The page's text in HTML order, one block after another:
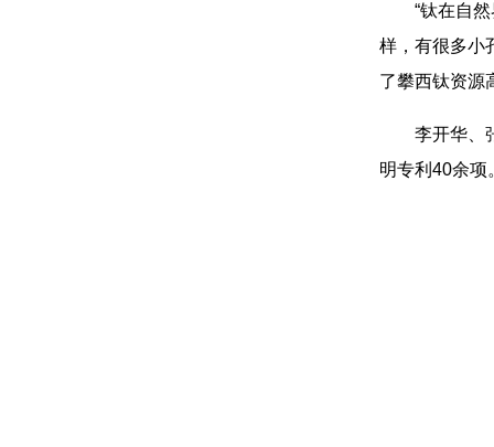
“钛在自
样，有很多小
了攀西钛资源
李开华、
明专利40余项